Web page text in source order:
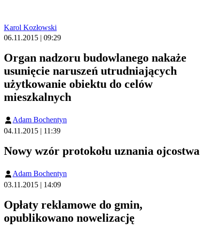
Karol Kozłowski
06.11.2015 | 09:29
Organ nadzoru budowlanego nakaże
usunięcie naruszeń utrudniających
użytkowanie obiektu do celów
mieszkalnych
Adam Bochentyn
04.11.2015 | 11:39
Nowy wzór protokołu uznania ojcostwa
Adam Bochentyn
03.11.2015 | 14:09
Opłaty reklamowe do gmin,
opublikowano nowelizację